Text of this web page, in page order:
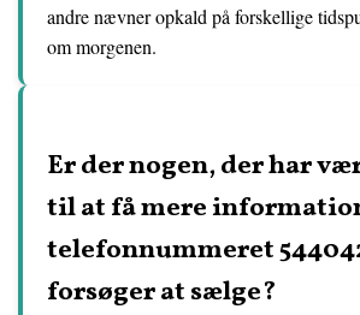
andre nævner opkald på forskellige
om morgenen.
Er der nogen, der har
til at få mere
telefonnummeret
forsøger at sælge?